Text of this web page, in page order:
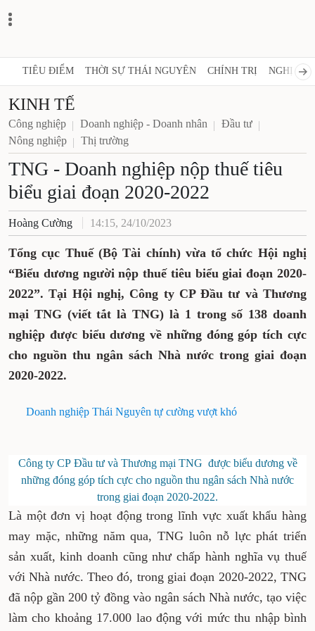
TIÊU ĐIỂM THỜI SỰ THÁI NGUYÊN CHÍNH TRỊ NGHỊ
KINH TẾ
Công nghiệp Doanh nghiệp - Doanh nhân
Đầu tư
Nông nghiệp
Thị trường
TNG - Doanh nghiệp nộp thuế tiêu
biểu giai đoạn 2020-2022
Hoàng Cường 14:15, 24/10/2023
Tổng cục Thuế (Bộ Tài chính) vừa tổ chức Hội nghị
“Biểu dương người nộp thuế tiêu biểu giai đoạn 2020-
2022”. Tại Hội nghị, Công ty CP Đầu tư và Thương
mại TNG (viết tắt là TNG) là 1 trong số 138 doanh
nghiệp được biểu dương về những đóng góp tích cực
cho nguồn thu ngân sách Nhà nước trong giai đoạn
2020-2022.
Doanh nghiệp Thái Nguyên tự cường vượt khó
Công ty CP Đầu tư và Thương mại TNG được biểu dương về
những đóng góp tích cực cho nguồn thu ngân sách Nhà nước
trong giai đoạn 2020-2022.
Là một đơn vị hoạt động trong lĩnh vực xuất khẩu hàng
may mặc, những năm qua, TNG luôn nỗ lực phát triển
sản xuất, kinh doanh cũng như chấp hành nghĩa vụ thuế
với Nhà nước. Theo đó, trong giai đoạn 2020-2022, TNG
đã nộp gần 200 tỷ đồng vào ngân sách Nhà nước, tạo việc
làm cho khoảng 17.000 lao động với mức thu nhập bình